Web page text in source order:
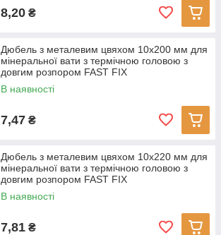
8,20 ₴
Дюбель з металевим цвяхом 10x200 мм для
мінеральної вати з термічною головою з
довгим розпором FAST FIX
В наявності
7,47 ₴
Дюбель з металевим цвяхом 10x220 мм для
мінеральної вати з термічною головою з
довгим розпором FAST FIX
В наявності
7,81 ₴